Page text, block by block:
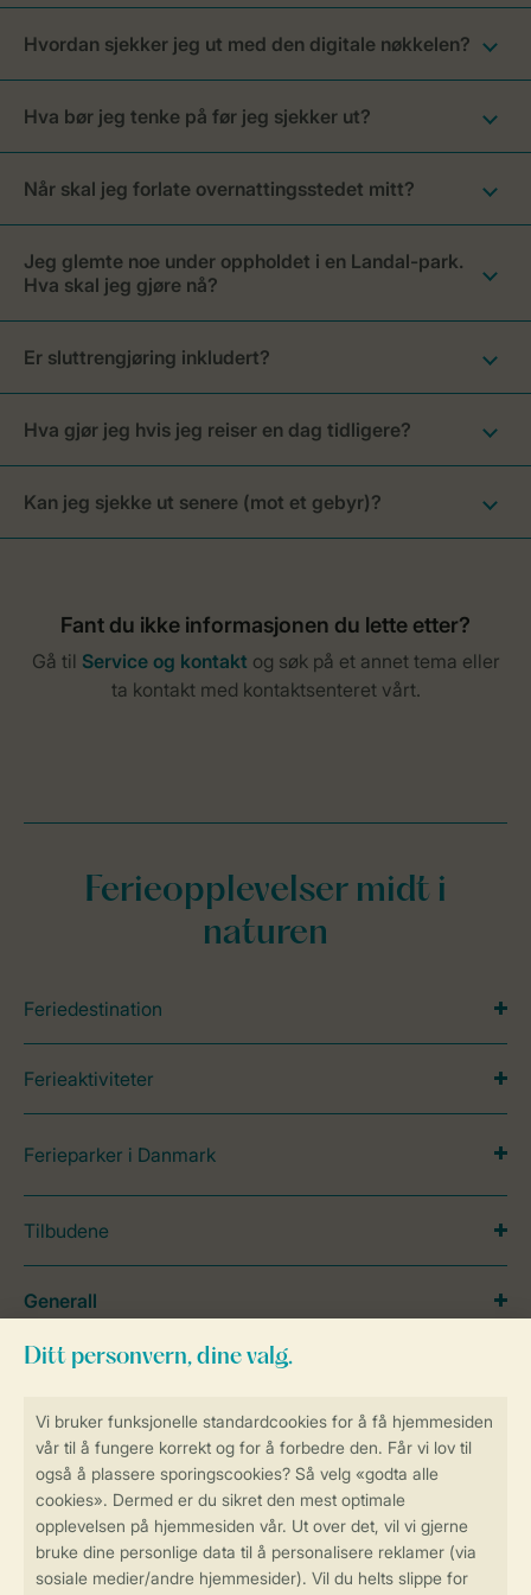
Hvordan sjekker jeg ut med den digitale nøkkelen?
Hva bør jeg tenke på før jeg sjekker ut?
Når skal jeg forlate overnattingsstedet mitt?
Jeg glemte noe under oppholdet i en Landal-park.
Hva skal jeg gjøre nå?
Er sluttrengjøring inkludert?
Hva gjør jeg hvis jeg reiser en dag tidligere?
Kan jeg sjekke ut senere (mot et gebyr)?
Sikker og rask online booking
Sikker datahåndtering
Ferieopplevelser midt i
naturen
Feriedestination
Ferieaktiviteter
Ferieparker i Danmark
Tilbudene
Generall
Service
Betalingsmuligheder